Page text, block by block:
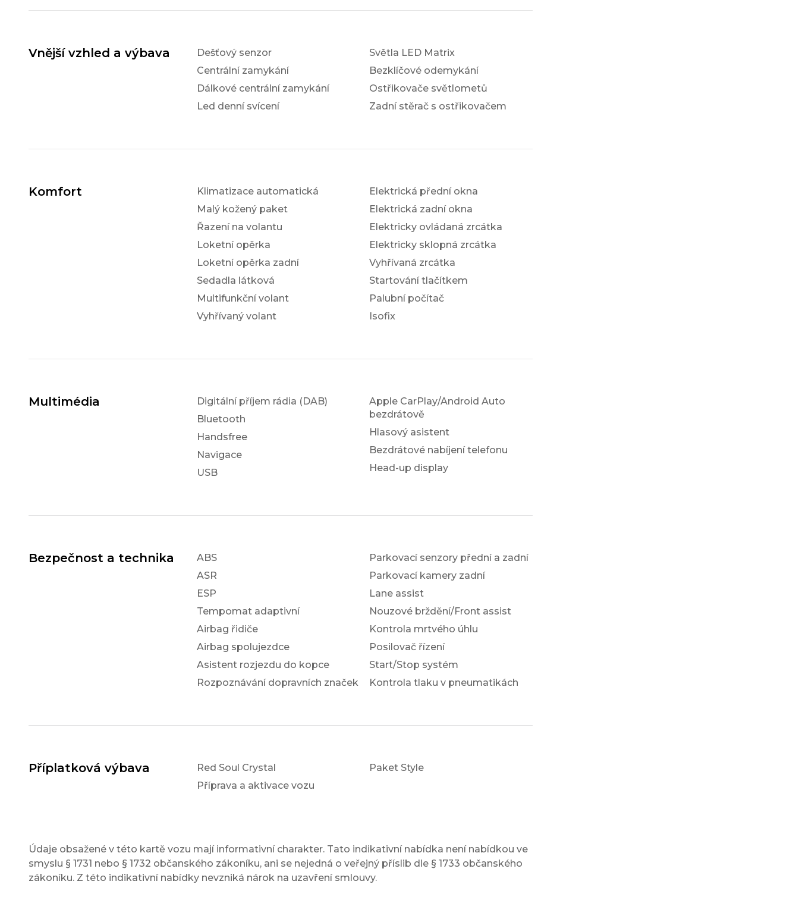
Vnější vzhled a výbava
Dešťový senzor
Centrální zamykání
Dálkové centrální zamykání
Led denní svícení
Světla LED Matrix
Bezklíčové odemykání
Ostřikovače světlometů
Zadní stěrač s ostřikovačem
Komfort
Klimatizace automatická
Malý kožený paket
Řazení na volantu
Loketní opěrka
Loketní opěrka zadní
Sedadla látková
Multifunkční volant
Vyhřívaný volant
Elektrická přední okna
Elektrická zadní okna
Elektricky ovládaná zrcátka
Elektricky sklopná zrcátka
Vyhřívaná zrcátka
Startování tlačítkem
Palubní počítač
Isofix
Multimédia
Digitální příjem rádia (DAB)
Bluetooth
Handsfree
Navigace
USB
Apple CarPlay/Android Auto
bezdrátově
Hlasový asistent
Bezdrátové nabíjení telefonu
Head-up display
Bezpečnost a technika
ABS
ASR
ESP
Tempomat adaptivní
Airbag řidiče
Airbag spolujezdce
Asistent rozjezdu do kopce
Rozpoznávání dopravních značek
Parkovací senzory přední a zadní
Parkovací kamery zadní
Lane assist
Nouzové brždění/Front assist
Kontrola mrtvého úhlu
Posilovač řízení
Start/Stop systém
Kontrola tlaku v pneumatikách
Příplatková výbava
Red Soul Crystal
Příprava a aktivace vozu
Paket Style
Údaje obsažené v této kartě vozu mají informativní charakter. Tato indikativní nabídka není nabídkou ve
smyslu § 1731 nebo § 1732 občanského zákoníku, ani se nejedná o veřejný příslib dle § 1733 občanského
zákoníku. Z této indikativní nabídky nevzniká nárok na uzavření smlouvy.